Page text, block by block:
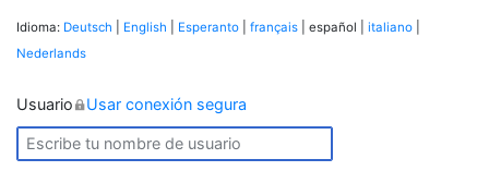
Idioma: Deutsch English Esperanto français | español | italiano
Nederlands
Usuario Usar conexión segura